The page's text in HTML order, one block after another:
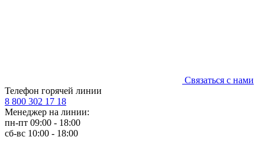
Связаться с нами
Телефон горячей линии
8 800 302 17 18
Менеджер на линии:
пн-пт 09:00 - 18:00
сб-вс 10:00 - 18:00